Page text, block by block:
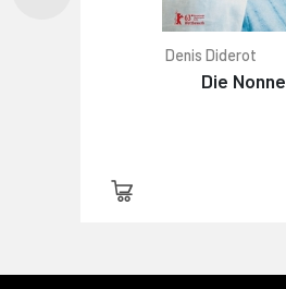
Denis Diderot
Die Nonne